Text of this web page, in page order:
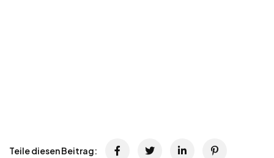
Teile diesen Beitrag: